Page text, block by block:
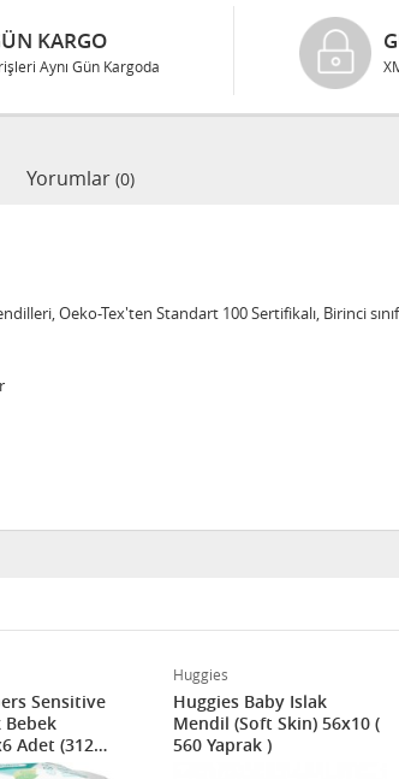
KARGO
Aynı Gün Kargoda
Yorumlar (0)
Oeko-Tex'ten Standart 100 Sertifikalı, Birinci
Sensitive
Bebek
Adet (312
Huggies
Huggies Baby Islak
Mendil (Soft Skin) 56x10 (
560 Yaprak )